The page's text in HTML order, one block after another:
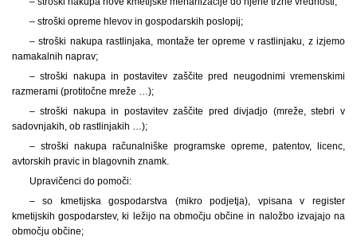
– stroški opreme hlevov in gospodarskih poslopij;
– stroški nakupa rastlinjaka, montaže ter opreme v rastlinjaku, z izjemo
namakalnih naprav;
– stroški nakupa in postavitev zaščite pred neugodnimi vremenskimi
razmerami (protitočne mreže …);
– stroški nakupa in postavitev zaščite pred divjadjo (mreže, stebri v
sadovnjakih, ob rastlinjakih …);
– stroški nakupa računalniške programske opreme, patentov, licenc,
avtorskih pravic in blagovnih znamk.
Upravičenci do pomoči:
– so kmetijska gospodarstva (mikro podjetja), vpisana v register
kmetijskih gospodarstev, ki ležijo na območju občine in naložbo izvajajo na
območju občine;